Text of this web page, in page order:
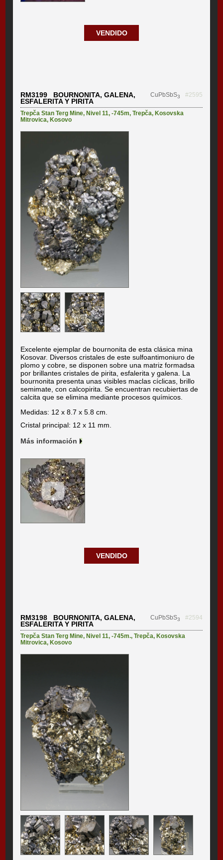
VENDIDO
RM3199 BOURNONITA, GALENA,
ESFALERITA Y PIRITA
CuPbSbS3 #2595
Trepča Stan Terg Mine,Nivel 11, -745m,Trepča,Kosovska
Mitrovica,Kosovo
Excelente ejemplar de bournonita de esta clásica mina
Kosovar. Diversos cristales de este sulfoantimoniuro de
plomo y cobre, se disponen sobre una matriz formadsa
por brillantes cristales de pirita, esfalerita y galena. La
bournonita presenta unas visibles maclas cíclicas, brillo
semimate, con calcopirita. Se encuentran recubiertas de
calcita que se elimina mediante procesos químicos.
Medidas: 12 x 8.7 x 5.8 cm.
Cristal principal: 12 x 11 mm.
Más información
VENDIDO
RM3198 BOURNONITA, GALENA,
ESFALERITA Y PIRITA
CuPbSbS3 #2594
Trepča Stan Terg Mine,Nivel 11, -745m.,Trepča,Kosovska
Mitrovica,Kosovo